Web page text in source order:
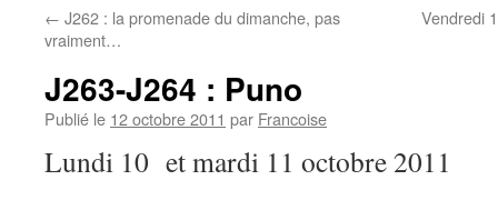
← J262 : la promenade du dimanche, pas
vraiment…
Vendredi
J263-J264 : Puno
Publié le 12 octobre 2011 par Francoise
Lundi 10 et mardi 11 octobre 2011